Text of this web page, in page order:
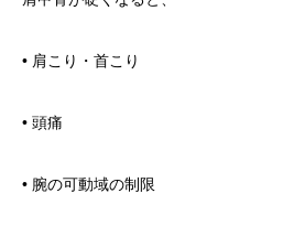
• 肩こり・首こり
• 頭痛
• 腕の可動域の制限